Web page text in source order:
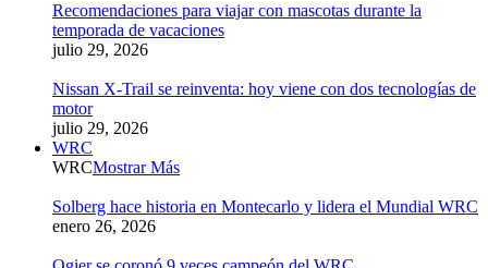
Recomendaciones para viajar con mascotas durante la
temporada de vacaciones
julio 29, 2026
Nissan X-Trail se reinventa: hoy viene con dos tecnologías de
motor
julio 29, 2026
WRC
WRCMostrar Más
Solberg hace historia en Montecarlo y lidera el Mundial WRC
enero 26, 2026